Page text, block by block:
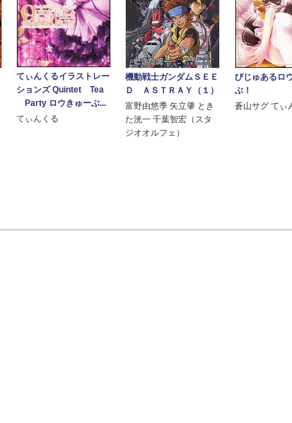
てぃんくるイラストレー
ションズ Quintet Tea
Party ロウきゅーぶ...
てぃんくる
機動戦士ガンダムＳＥＥ
Ｄ ＡＳＴＲＡＹ（１）
富野由悠季 矢立肇 とき
た洸一 千葉智宏（スタ
ジオオルフェ）
びじゅあるロ
ぶ！
蒼山サグ てぃ